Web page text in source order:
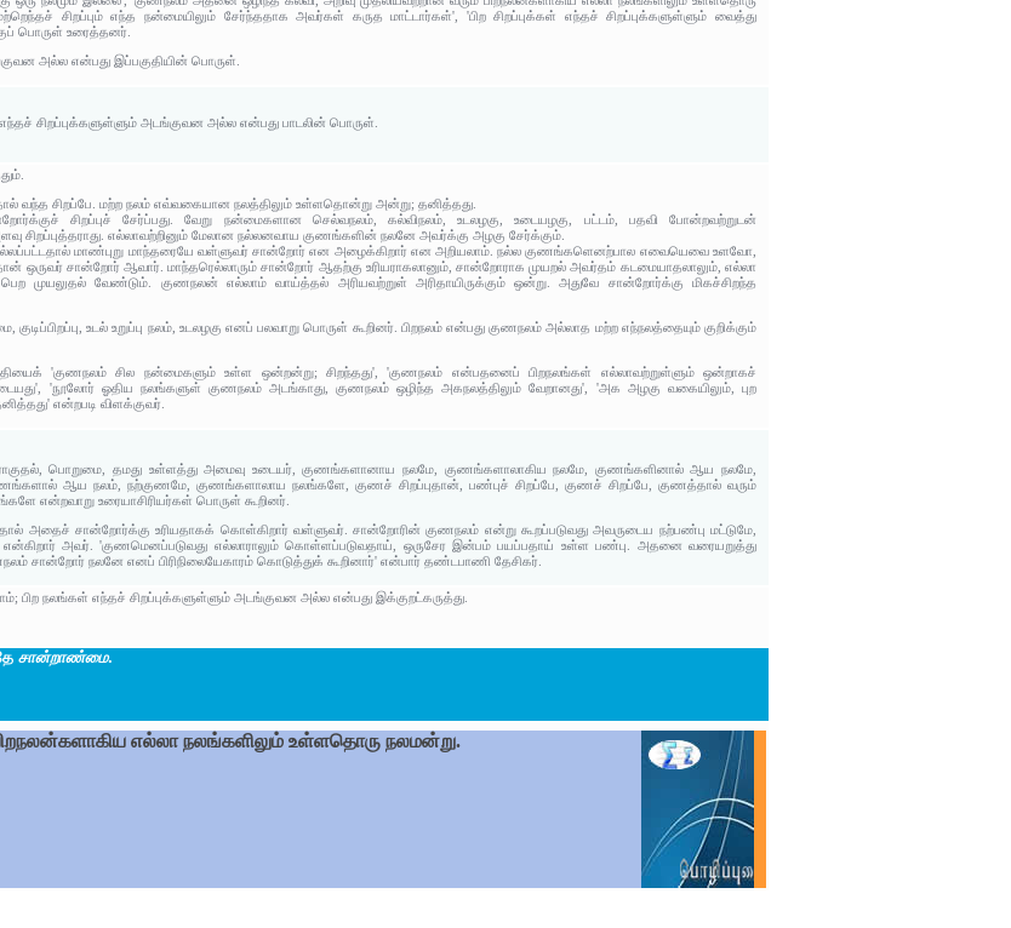
சிறப்பும் எந்த நன்மையிலும் சேர்ந்ததாக அவர்கள் கருத மாட்டார்கள்', 'பிற சிறப்புக்கள் எந்தச் சிறப்புக்களுள்ளும் வைத்து
பொருள் உரைத்தனர்.
அல்ல என்பது இப்பகுதியின் பொருள்.
சிறப்புக்களுள்ளும் அடங்குவன அல்ல என்பது பாடலின் பொருள்.
வந்த சிறப்பே. மற்ற நலம் எவ்வகையான நலத்திலும் உள்ளதொன்று அன்று; தனித்தது.
சிறப்புச் சேர்ப்பது. வேறு நன்மைகளான செல்வநலம், கல்விநலம், உடலழகு, உடையழகு, பட்டம், பதவி போன்றவற்றுடன்
சிறப்புத்தராது. எல்லாவற்றினும் மேலான நல்லனவாய குணங்களின் நலனே அவர்க்கு அழகு சேர்க்கும்.
மாண்புறு மாந்தரையே வள்ளுவர் சான்றோர் என அழைக்கிறார் என அறியலாம். நல்ல குணங்களெனற்பால எவையெவை உளவோ,
ஒருவர் சான்றோர் ஆவார். மாந்தரெல்லாரும் சான்றோர் ஆதற்கு உரியராகலானும், சான்றோராக முயறல் அவர்தம் கடமையாதலாலும், எல்லா
முயலுதல் வேண்டும். குணநலன் எல்லாம் வாய்த்தல் அரியவற்றுள் அரிதாயிருக்கும் ஒன்று. அதுவே சான்றோர்க்கு மிகச்சிறந்த
உடல் உறுப்பு நலம், உடலழகு எனப் பலவாறு பொருள் கூறினர். பிறநலம் என்பது குணநலம் அல்லாத மற்ற எந்நலத்தையும் குறிக்கும்
'குணநலம் சில நன்மைகளும் உள்ள ஒன்றன்று; சிறந்தது', 'குணநலம் என்பதனைப் பிறநலங்கள் எல்லாவற்றுள்ளும் ஒன்றாகச்
'நூலோர் ஓதிய நலங்களுள் குணநலம் அடங்காது, குணநலம் ஒழிந்த அகநலத்திலும் வேறானது', 'அக அழகு வகையிலும், புற
என்றபடி விளக்குவர்.
பொறுமை, தமது உள்ளத்து அமைவு உடையர், குணங்களானாய நலமே, குணங்களாலாகிய நலமே, குணங்களினால் ஆய நலமே,
ஆய நலம், நற்குணமே, குணங்களாலாய நலங்களே, குணச் சிறப்புதான், பண்புச் சிறப்பே, குணச் சிறப்பே, குணத்தால் வரும்
என்றவாறு உரையாசிரியர்கள் பொருள் கூறினர்.
அதைச் சான்றோர்க்கு உரியதாகக் கொள்கிறார் வள்ளுவர். சான்றோரின் குணநலம் என்று கூறப்படுவது அவருடைய நற்பண்பு மட்டுமே,
என்கிறார் அவர். 'குணமெனப்படுவது எல்லாராலும் கொள்ளப்படுவதாய், ஒருசேர இன்பம் பயப்பதாய் உள்ள பண்பு. அதனை வரையறுத்து
சான்றோர் நலனே எனப் பிரிநிலையேகாரம் கொடுத்துக் கூறினார்' என்பார் தண்டபாணி தேசிகர்.
பிற நலங்கள் எந்தச் சிறப்புக்களுள்ளும் அடங்குவன அல்ல என்பது இக்குறட்கருத்து.
சான்றாண்மை.
எல்லா நலங்களிலும் உள்ளதொரு நலமன்று.